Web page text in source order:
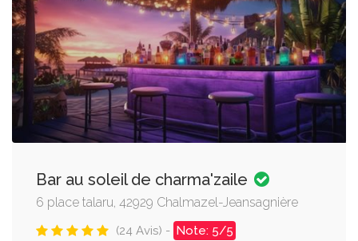
Bar au soleil de charma'zaile
6 place talaru, 42929 Chalmazel-Jeansagnière
(24 Avis) - Note: 5/5